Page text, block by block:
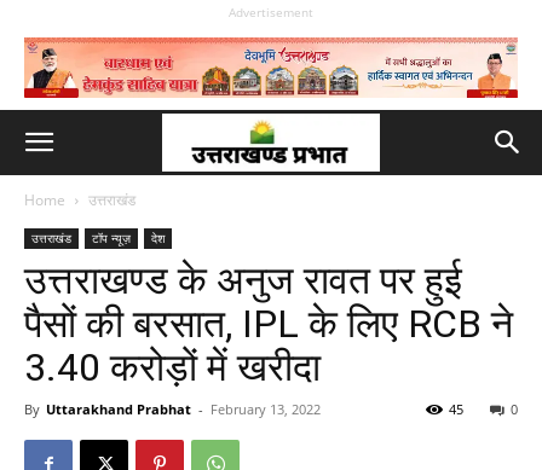
Advertisement
Home उत्तराखंड
उत्तराखंड टॉप न्यूज़ देश
उत्तराखण्ड के अनुज रावत पर हुई
पैसों की बरसात, IPL के लिए RCB ने
3.40 करोड़ों में खरीदा
By Uttarakhand Prabhat - February 13, 2022 0
45